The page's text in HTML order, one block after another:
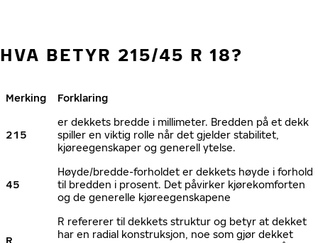
HVA BETYR 215/45 R 18?
Merking Forklaring
215
er dekkets bredde i millimeter. Bredden på et dekk
spiller en viktig rolle når det gjelder stabilitet,
kjøreegenskaper og generell ytelse.
45
Høyde/bredde-forholdet er dekkets høyde i forhold
til bredden i prosent. Det påvirker kjørekomforten
og de generelle kjøreegenskapene
R
R refererer til dekkets struktur og betyr at dekket
har en radial konstruksjon, noe som gjør dekket